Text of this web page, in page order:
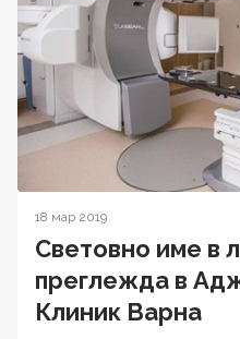
18 мар 2019
Световно име в
преглежда в
Клиник Варна